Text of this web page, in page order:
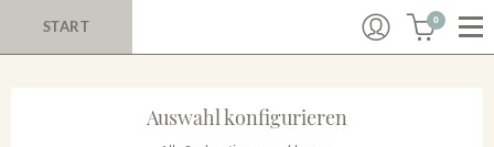
START 0
Auswahl konfigurieren